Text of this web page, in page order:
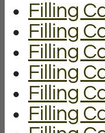
Filling
Filling
Filling
Filling
Filling
Filling